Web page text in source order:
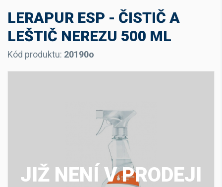
LERAPUR ESP - ČISTIČ A
LEŠTIČ NEREZU 500 ML
Kód produktu: 20190o
JIŽ NENÍ V PRODEJI